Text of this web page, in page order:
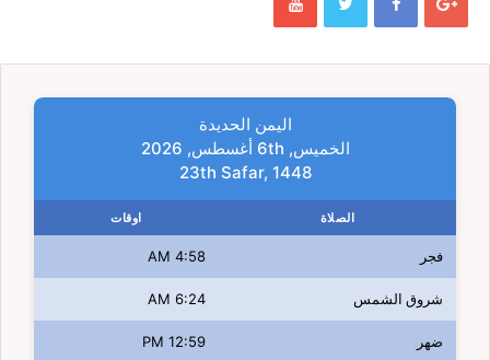
اليمن الحديدة
الخميس, 6th أغسطس, 2026
23th Safar, 1448
الصلاة اوقات
فجر 4:58 AM
شروق الشمس 6:24 AM
ضهر 12:59 PM